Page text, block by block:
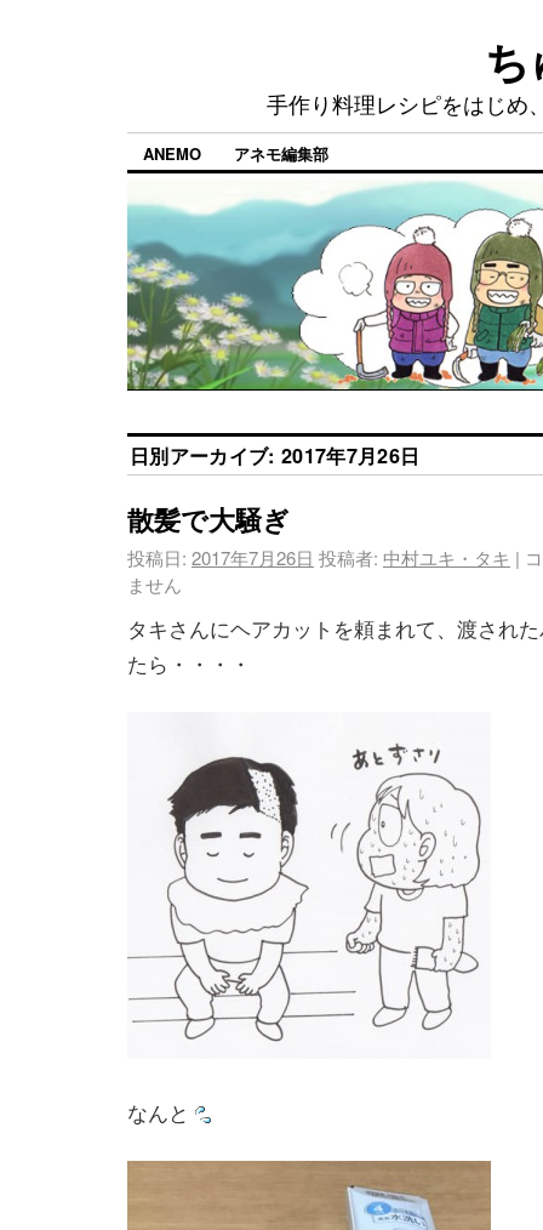
手作り料理レシピをはじめ
ANEMO アネモ編集部
日別アーカイブ: 2017年7月26日
散髪で大騒ぎ
投稿日: 2017年7月26日 投稿者: 中村ユキ・タキ |
ません
タキさんにヘアカットを頼まれて、渡され
たら・・・・
なんと